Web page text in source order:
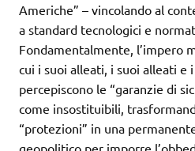
Americhe” – vincolando al
a standard tecnologici e
Fondamentalmente, l’impero
cui i suoi alleati, i suoi alleati e
percepiscono le “garanzie di
come insostituibili,
“protezioni” in una
geopolitico per imporre